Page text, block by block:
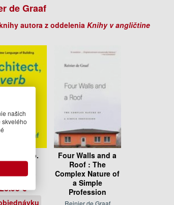
de Graaf
autora z oddelenia Knihy v angličtine
verb.
de Graaf
€
Four Walls and a
Roof : The
Complex Nature of
a Simple
Profession
Reinier de Graaf
našich